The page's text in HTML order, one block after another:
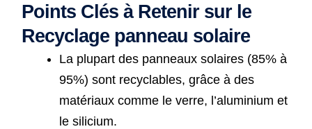
Points Clés à Retenir sur le
Recyclage panneau solaire
La plupart des panneaux solaires (85% à
95%) sont recyclables, grâce à des
matériaux comme le verre, l’aluminium et
le silicium.